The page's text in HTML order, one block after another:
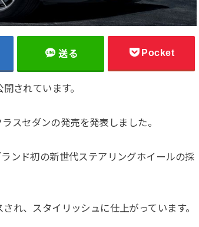
送る Pocket
されています。
スセダンの発売を発表しました。
ンド初の新世代ステアリングホイールの採
れ、スタイリッシュに仕上がっています。